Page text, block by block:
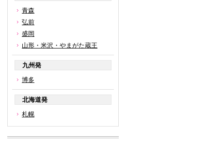
青森
弘前
盛岡
山形・米沢・やまがた蔵王
九州発
博多
北海道発
札幌